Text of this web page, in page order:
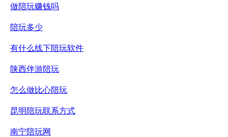
做陪玩赚钱吗
陪玩多少
有什么线下陪玩软件
陕西伴游陪玩
怎么做比心陪玩
昆明陪玩联系方式
南宁陪玩网